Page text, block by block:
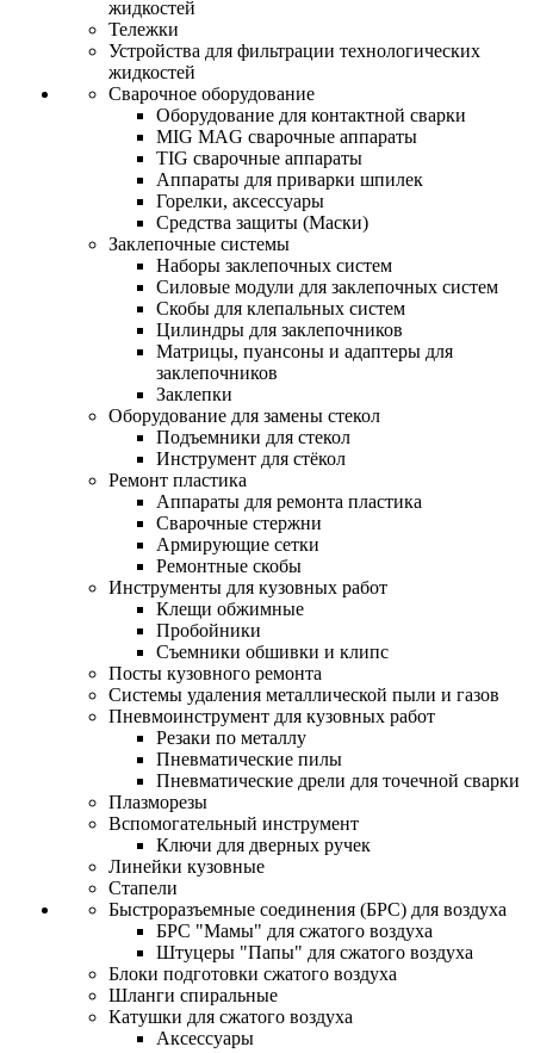
жидкостей
Тележки
Устройства для фильтрации технологических
жидкостей
Сварочное оборудование
Оборудование для контактной сварки
MIG MAG сварочные аппараты
TIG сварочные аппараты
Аппараты для приварки шпилек
Горелки, аксессуары
Средства защиты (Маски)
Заклепочные системы
Наборы заклепочных систем
Силовые модули для заклепочных систем
Скобы для клепальных систем
Цилиндры для заклепочников
Матрицы, пуансоны и адаптеры для
заклепочников
Заклепки
Оборудование для замены стекол
Подъемники для стекол
Инструмент для стёкол
Ремонт пластика
Аппараты для ремонта пластика
Сварочные стержни
Армирующие сетки
Ремонтные скобы
Инструменты для кузовных работ
Клещи обжимные
Пробойники
Съемники обшивки и клипс
Посты кузовного ремонта
Системы удаления металлической пыли и газов
Пневмоинструмент для кузовных работ
Резаки по металлу
Пневматические пилы
Пневматические дрели для точечной сварки
Плазморезы
Вспомогательный инструмент
Ключи для дверных ручек
Линейки кузовные
Стапели
Быстроразъемные соединения (БРС) для воздуха
БРС "Мамы" для сжатого воздуха
Штуцеры "Папы" для сжатого воздуха
Блоки подготовки сжатого воздуха
Шланги спиральные
Катушки для сжатого воздуха
Аксессуары